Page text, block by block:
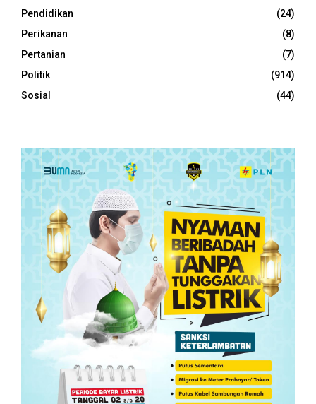
Pendidikan
(24)
Perikanan
(8)
Pertanian
(7)
Politik
(914)
Sosial
(44)